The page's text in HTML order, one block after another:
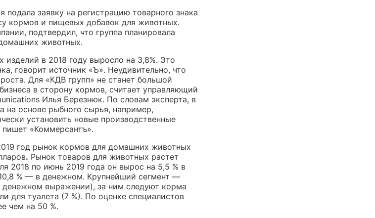
заявку на регистрацию товарного знака
кормов и пищевых добавок для животных.
подтвердил, что группа планировала
животных.
изделий в 2018 году выросло на 3,8%. Это
говорит источник «Ъ». Неудивительно, что
Для «КДВ групп» не станет большой
в сторону кормов, считает управляющий
Илья Березнюк. По словам эксперта, в
на основе рыбного сырья, например,
установить новые производственные
«Коммерсантъ».
год рынок кормов для домашних животных
. Рынок товаров для животных растет
2018 по июнь 2019 года он вырос на 5,5 % в
% — в денежном. Крупнейший сегмент —
выражении), за ним следуют корма
для туалета (7 %). По оценке специалистов
чем на 50 %.